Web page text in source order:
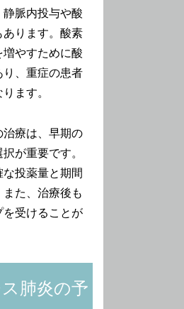
脈内投与や酸
ります。酸素
やすために酸
、重症の患者
ます。
治療は、早期の
が重要です。
投薬量と期間
た、治療後も
を受けることが
肺炎の予